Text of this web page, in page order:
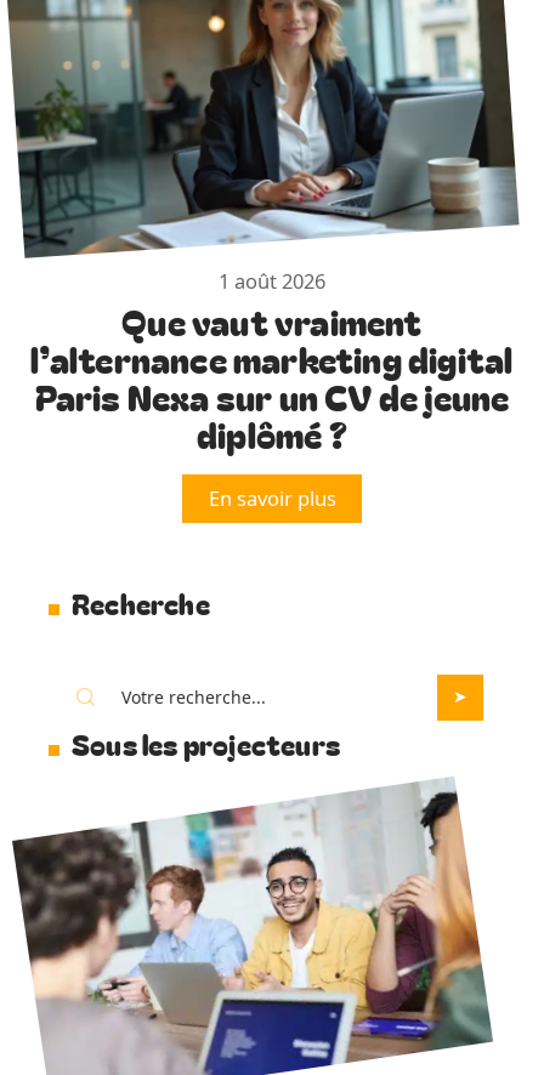
1 août 2026
Que vaut vraiment
l’alternance marketing digital
Paris Nexa sur un CV de jeune
diplômé ?
En savoir plus
Recherche
Sous les projecteurs